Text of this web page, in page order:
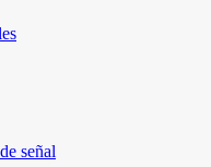
señal